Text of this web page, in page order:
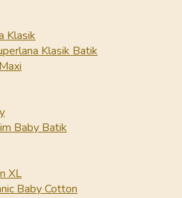
Klasik
Klasik Batik
Baby Batik
XL
Baby Cotton